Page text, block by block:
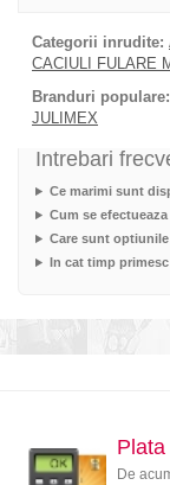
Categorii inrudite:
CACIULI FULARE
Branduri populare:
JULIMEX
Intrebari
Ce marimi sunt
Cum se
Care sunt
In cat timp
Plata
De